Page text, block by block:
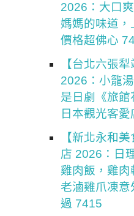
2026：大口
媽媽的味道，
價格超佛心
【台北六張
2026：小籠
是日劇《旅
日本觀光客
【新北永和
店 2026：日
雞肉飯，雞肉
老滷雞爪凍
過 7415